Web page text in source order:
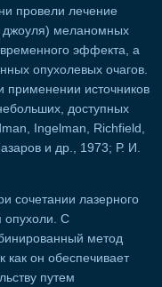
провели лечение
джоуля) меланомных
временного эффекта, а
опухолевых очагов.
применении источников
доступных
Ingelman, Richfield,
и др., 1973; Р. И.
сочетании лазерного
опухоли. С
метод
он обеспечивает
путем